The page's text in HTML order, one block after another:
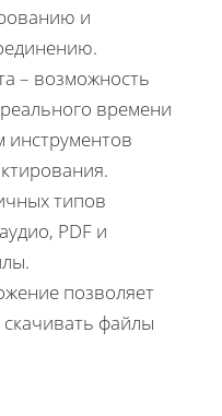
и
– возможность
времени
инструментов
типов
PDF и
позволяет
скачивать файлы